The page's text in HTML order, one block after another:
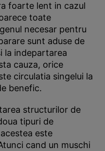
foarte lent in cazul
toate
necesar pentru
sunt aduse de
la indepartarea
cauza, orice
circulatia singelui la
benefic.
structurilor de
tipuri de
este
cand un muschi